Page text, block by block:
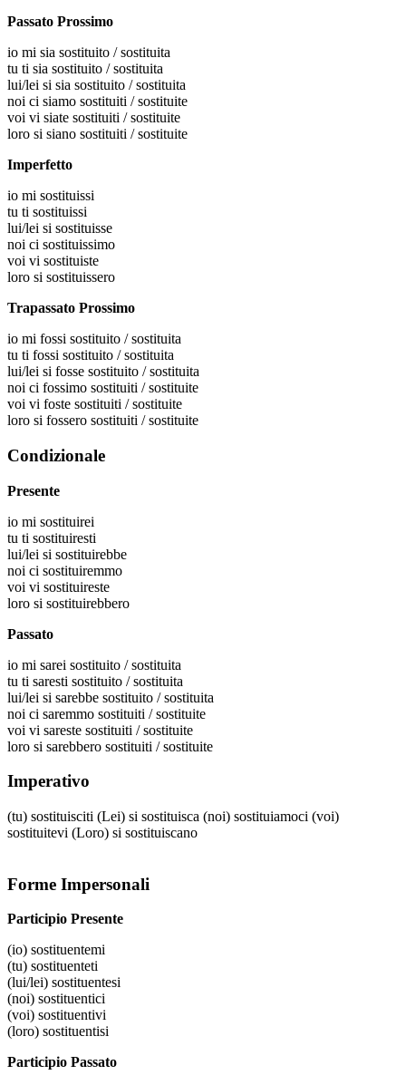
Passato Prossimo
io mi sia sostituito / sostituita
tu ti sia sostituito / sostituita
lui/lei si sia sostituito / sostituita
noi ci siamo sostituiti / sostituite
voi vi siate sostituiti / sostituite
loro si siano sostituiti / sostituite
Imperfetto
io mi sostituissi
tu ti sostituissi
lui/lei si sostituisse
noi ci sostituissimo
voi vi sostituiste
loro si sostituissero
Trapassato Prossimo
io mi fossi sostituito / sostituita
tu ti fossi sostituito / sostituita
lui/lei si fosse sostituito / sostituita
noi ci fossimo sostituiti / sostituite
voi vi foste sostituiti / sostituite
loro si fossero sostituiti / sostituite
Condizionale
Presente
io mi sostituirei
tu ti sostituiresti
lui/lei si sostituirebbe
noi ci sostituiremmo
voi vi sostituireste
loro si sostituirebbero
Passato
io mi sarei sostituito / sostituita
tu ti saresti sostituito / sostituita
lui/lei si sarebbe sostituito / sostituita
noi ci saremmo sostituiti / sostituite
voi vi sareste sostituiti / sostituite
loro si sarebbero sostituiti / sostituite
Imperativo
(tu) sostituisciti (Lei) si sostituisca (noi) sostituiamoci (voi)
sostituitevi (Loro) si sostituiscano
Forme Impersonali
Participio Presente
(io) sostituentemi
(tu) sostituenteti
(lui/lei) sostituentesi
(noi) sostituentici
(voi) sostituentivi
(loro) sostituentisi
Participio Passato